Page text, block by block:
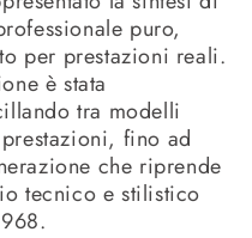
puro,
per prestazioni reali.
è stata
tra modelli
fino ad
che riprende
tecnico e stilistico